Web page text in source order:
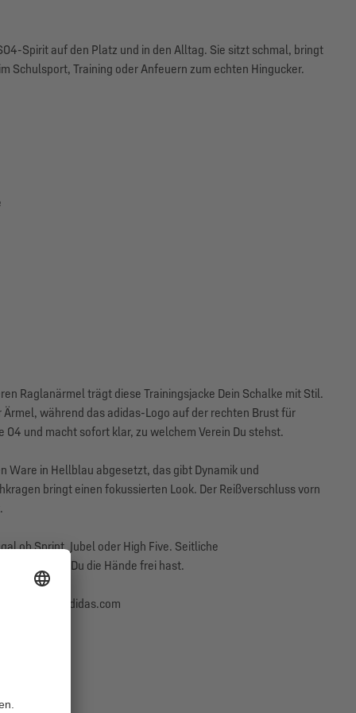
Spirit auf den Platz und in den Alltag. Sie sitzt schmal, bringt
Schulsport, Training oder Anfeuern zum echten Hingucker.
Raglanärmel trägt diese Trainingsjacke Dein Schalke mit Stil.
während das adidas-Logo auf der rechten Brust für
und macht sofort klar, zu welchem Verein Du stehst.
Ware in Hellblau abgesetzt, das gibt Dynamik und
bringt einen fokussierten Look. Der Reißverschluss vorn
ob Sprint, Jubel oder High Five. Seitliche
damit Du die Hände frei hast.
info@adidas.com